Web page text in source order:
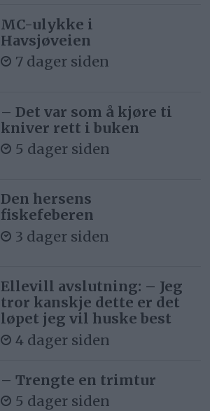
MC-ulykke i
Havsjøveien
7 dager siden
– Det var som å kjøre ti
kniver rett i buken
5 dager siden
Den hersens
fiskefeberen
3 dager siden
Ellevill avslutning: – Jeg
tror kanskje dette er det
løpet jeg vil huske best
4 dager siden
– Trengte en trimtur
5 dager siden